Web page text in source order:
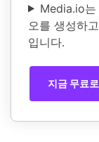
Media.io는
오를 생성하
입니다.
지금 무료